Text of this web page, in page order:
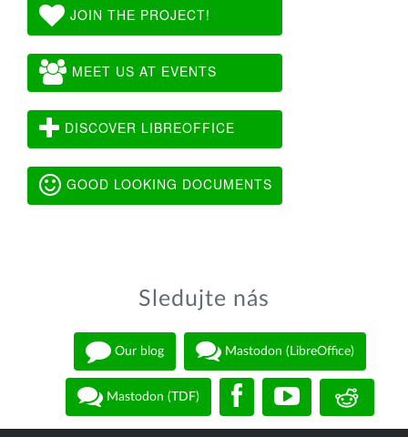
JOIN THE PROJECT!
MEET US AT EVENTS
DISCOVER LIBREOFFICE
GOOD LOOKING DOCUMENTS
Sledujte nás
Our blog Mastodon (LibreOffice)
Mastodon (TDF)